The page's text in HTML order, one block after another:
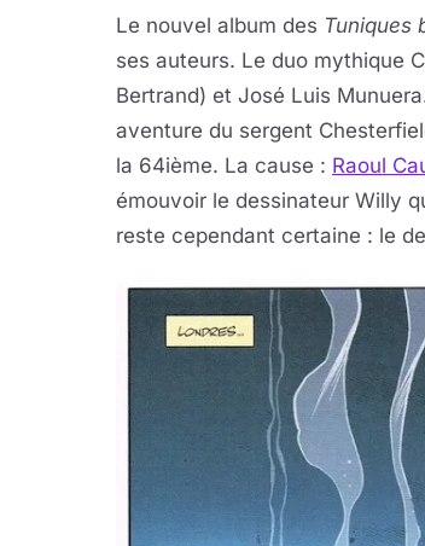
Le nouvel album des Tuniques
ses auteurs. Le duo mythique
Bertrand) et José Luis
aventure du sergent
la 64ième. La cause : Raoul
émouvoir le dessinateur Willy
reste cependant certaine : le